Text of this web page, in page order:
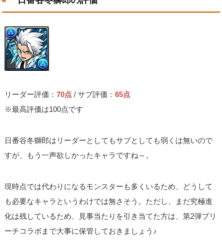
リーダー評価：70点 / サブ評価：65点
※最高評価は100点です
日番谷冬獅郎はリーダーとしてもサブとしても弱くは無いので
すが、もう一声欲しかったキャラですね～。
現時点では代わりになるモンスターも多くいるため、どうして
も必要なキャラというわけでは無さそう。ただし、まだ究極進
化は残しているため、見事当たりを引き当てた方は、第2弾ブリ
ーチコラボまで大事に保管しておきましょう♪